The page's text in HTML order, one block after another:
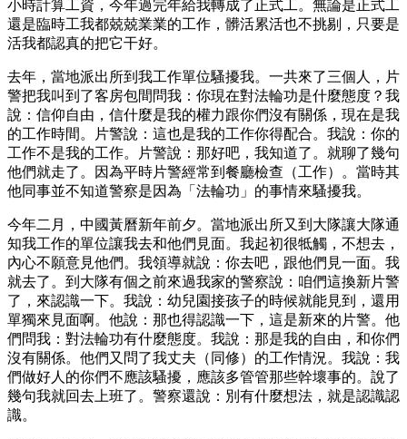
小時計算工資，今年過完年給我轉成了正式工。無論是正式工
還是臨時工我都兢兢業業的工作，髒活累活也不挑剔，只要是
活我都認真的把它干好。
去年，當地派出所到我工作單位騷擾我。一共來了三個人，片
警把我叫到了客房包間問我：你現在對法輪功是什麼態度？我
說：信仰自由，信什麼是我的權力跟你們沒有關係，現在是我
的工作時間。片警說：這也是我的工作你得配合。我說：你的
工作不是我的工作。片警說：那好吧，我知道了。就聊了幾句
他們就走了。因為平時片警經常到餐廳檢查（工作）。當時其
他同事並不知道警察是因為「法輪功」的事情來騷擾我。
今年二月，中國黃曆新年前夕。當地派出所又到大隊讓大隊通
知我工作的單位讓我去和他們見面。我起初很牴觸，不想去，
內心不願意見他們。我領導就說：你去吧，跟他們見一面。我
就去了。到大隊有個之前來過我家的警察說：咱們這換新片警
了，來認識一下。我說：幼兒園接孩子的時候就能見到，還用
單獨來見面啊。他說：那也得認識一下，這是新來的片警。他
們問我：對法輪功有什麼態度。我說：那是我的自由，和你們
沒有關係。他們又問了我丈夫（同修）的工作情況。我說：我
們做好人的你們不應該騷擾，應該多管管那些幹壞事的。說了
幾句我就回去上班了。警察還說：別有什麼想法，就是認識認
識。